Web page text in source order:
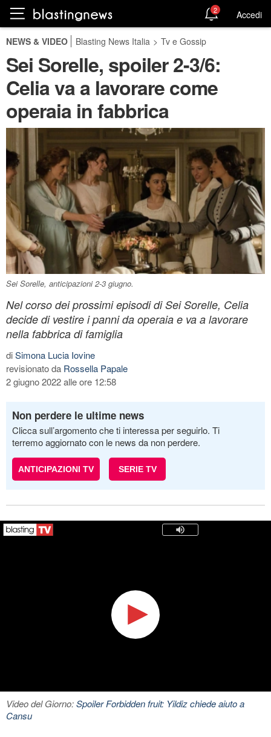
2 Accedi
NEWS & VIDEO Blasting News Italia > Tv e Gossip
Sei Sorelle, spoiler 2-3/6:
Celia va a lavorare come
operaia in fabbrica
Sei Sorelle, anticipazioni 2-3 giugno.
Nel corso dei prossimi episodi di Sei Sorelle, Celia
decide di vestire i panni da operaia e va a lavorare
nella fabbrica di famiglia
diSimona Lucia Iovine
revisionato da Rossella Papale
2 giugno 2022 alle ore 12:58
Non perdere le ultime news
Clicca sull’argomento che ti interessa per seguirlo. Ti
terremo aggiornato con le news da non perdere.
ANTICIPAZIONI TV SERIE TV
Video del Giorno:Spoiler Forbidden fruit: Yildiz chiede aiuto a
Cansu